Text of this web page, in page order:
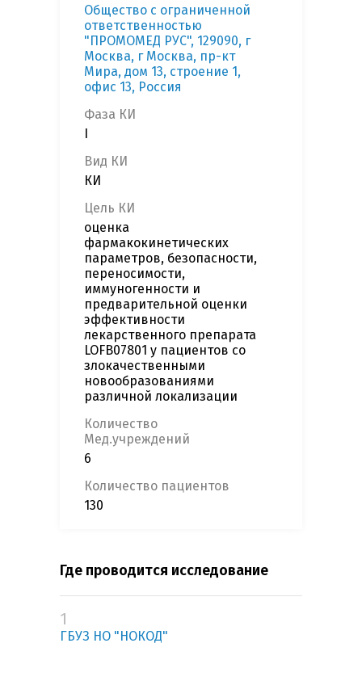
Общество с ограниченной
ответственностью
"ПРОМОМЕД РУС", 129090, г
Москва, г Москва, пр-кт
Мира, дом 13, строение 1,
офис 13, Россия
Фаза КИ
Вид КИ
КИ
Цель КИ
оценка
фармакокинетических
параметров, безопасности,
переносимости,
иммуногенности и
предварительной оценки
эффективности
лекарственного препарата
LOFB07801 у пациентов со
злокачественными
новообразованиями
различной локализации
Количество
Мед.учреждений
6
Количество пациентов
130
Где проводится исследование
1
ГБУЗ НО "НОКОД"